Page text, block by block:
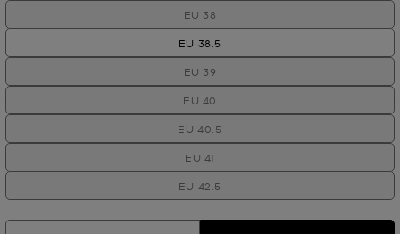
EU 38
EU 38.5
EU 39
EU 40
EU 40.5
EU 41
EU 42.5